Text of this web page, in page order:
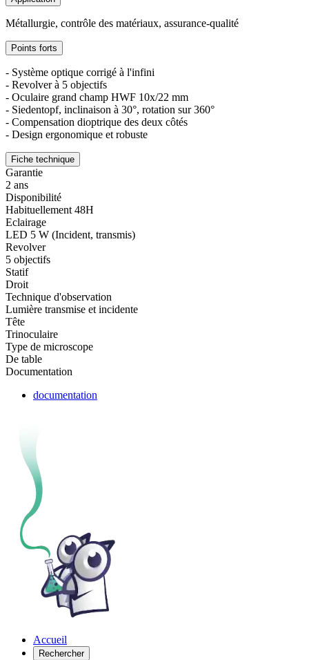
Métallurgie, contrôle des matériaux, assurance-qualité
Points forts
- Système optique corrigé à l'infini
- Revolver à 5 objectifs
- Oculaire grand champ HWF 10x/22 mm
- Siedentopf, inclinaison à 30°, rotation sur 360°
- Compensation dioptrique des deux côtés
- Design ergonomique et robuste
Fiche technique
Garantie
2 ans
Disponibilité
Habituellement 48H
Eclairage
LED 5 W (Incident, transmis)
Revolver
5 objectifs
Statif
Droit
Technique d'observation
Lumière transmise et incidente
Tête
Trinoculaire
Type de microscope
De table
Documentation
documentation
Accueil
Rechercher